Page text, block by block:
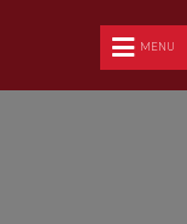
MENU